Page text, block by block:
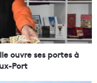
ouvre ses portes à
Port